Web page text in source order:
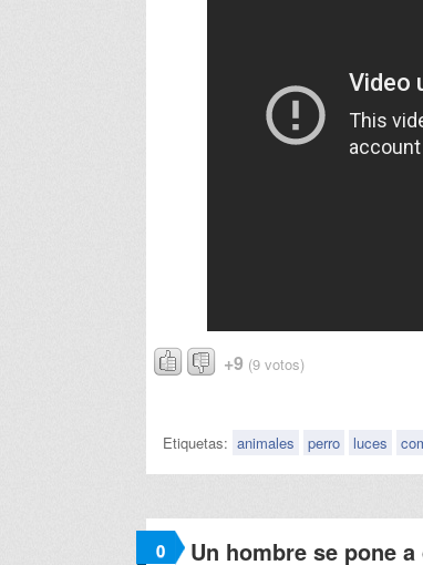
+9 (9 votos)
Etiquetas: animales perro luces
0 Un hombre se pone